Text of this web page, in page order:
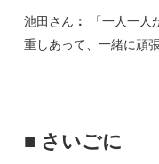
池田さん ：
「一人一
重しあって、一緒に頑
■ さいごに